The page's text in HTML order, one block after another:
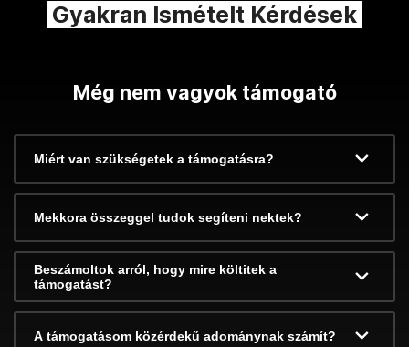
Gyakran Ismételt Kérdések
Még nem vagyok támogató
Miért van szükségetek a támogatásra?
Mekkora összeggel tudok segíteni nektek?
Beszámoltok arról, hogy mire költitek a
támogatást?
A támogatásom közérdekű adománynak számít?